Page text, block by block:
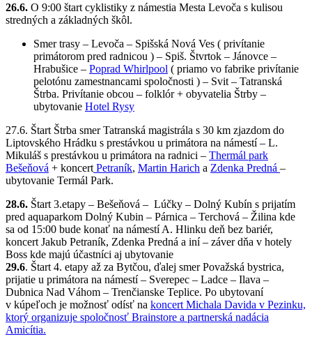
26.6. O 9:00 štart cyklistiky z námestia Mesta Levoča s kulisou
stredných a základných škôl.
Smer trasy – Levoča – Spišská Nová Ves ( privítanie
primátorom pred radnicou ) – Spiš. Štvrtok – Jánovce –
Hrabušice – Poprad Whirlpool ( priamo vo fabrike privítanie
pelotónu zamestnancami spoločnosti ) – Svit – Tatranská
Štrba. Privítanie obcou – folklór + obyvatelia Štrby –
ubytovanie Hotel Rysy
27.6. Štart Štrba smer Tatranská magistrála s 30 km zjazdom do
Liptovského Hrádku s prestávkou u primátora na námestí – L.
Mikuláš s prestávkou u primátora na radnici – Thermál park
Bešeňová + koncertPetraník, Martin Harich a Zdenka Predná –
ubytovanie Termál Park.
28.6. Štart 3.etapy – Bešeňová – Lúčky – Dolný Kubín s prijatím
pred aquaparkom Dolný Kubin – Párnica – Terchová – Žilina kde
sa od 15:00 bude konať na námestí A. Hlinku deň bez bariér,
koncert Jakub Petraník, Zdenka Predná a iní – záver dňa v hotely
Boss kde majú účastníci aj ubytovanie
29.6. Štart 4. etapy až za Bytčou, ďalej smer Považská bystrica,
prijatie u primátora na námestí – Sverepec – Ladce – Ilava –
Dubnica Nad Váhom – Trenčianske Teplice. Po ubytovaní
v kúpeľoch je možnosť odísť na koncert Michala Davida v Pezinku,
ktorý organizuje spoločnosť Brainstore a partnerská nadácia
Amicítia.